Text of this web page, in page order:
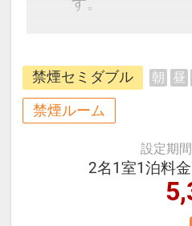
す。
地。京都まで約
セスも楽々♪
＜お部屋タイ
14平米 バス
正ベッド幅
禁煙セミダブル 朝 昼
禁煙ルーム
設定期間
2名1室1泊料